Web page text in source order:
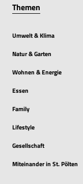
Themen
Umwelt & Klima
Natur & Garten
Wohnen & Energie
Essen
Family
Lifestyle
Gesellschaft
Miteinander in St. Pölten